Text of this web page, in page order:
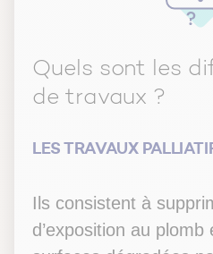
Quels sont les
de travaux ?
LES TRAVAUX
Ils consistent à
d’exposition au